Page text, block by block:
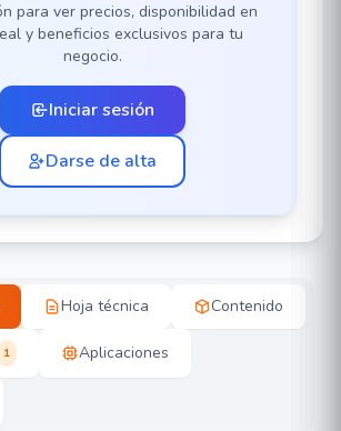
para ver precios, disponibilidad en
y beneficios exclusivos para tu
negocio.
Iniciar sesión
Darse de alta
Hoja técnica Contenido
1 Aplicaciones